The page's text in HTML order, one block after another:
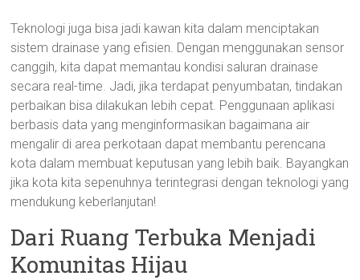
Teknologi juga bisa jadi kawan kita dalam menciptakan
sistem drainase yang efisien. Dengan menggunakan sensor
canggih, kita dapat memantau kondisi saluran drainase
secara real-time. Jadi, jika terdapat penyumbatan, tindakan
perbaikan bisa dilakukan lebih cepat. Penggunaan aplikasi
berbasis data yang menginformasikan bagaimana air
mengalir di area perkotaan dapat membantu perencana
kota dalam membuat keputusan yang lebih baik. Bayangkan
jika kota kita sepenuhnya terintegrasi dengan teknologi yang
mendukung keberlanjutan!
Dari Ruang Terbuka Menjadi
Komunitas Hijau